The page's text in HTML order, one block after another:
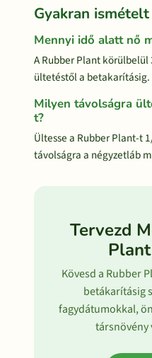
Gyakran
Mennyi idő alatt nő
A Rubber Plant körülbelül
ültetéstől a betakarításig.
Milyen távolságra
t?
Ültesse a Rubber Plant-t
távolságra a négyzetláb
Tervezd
Kövesd a Rubber
betákarításig
fagydátumokkal,
társnövény